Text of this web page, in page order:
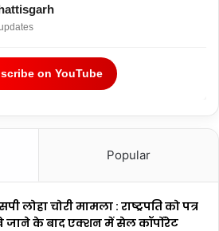
on YouTube
Popular
लोहा चोरी मामला : राष्ट्रपति को पत्र
जाने के बाद एक्शन में सेल कॉर्पोरेट